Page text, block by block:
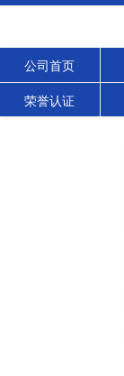
公司首页
荣誉认证